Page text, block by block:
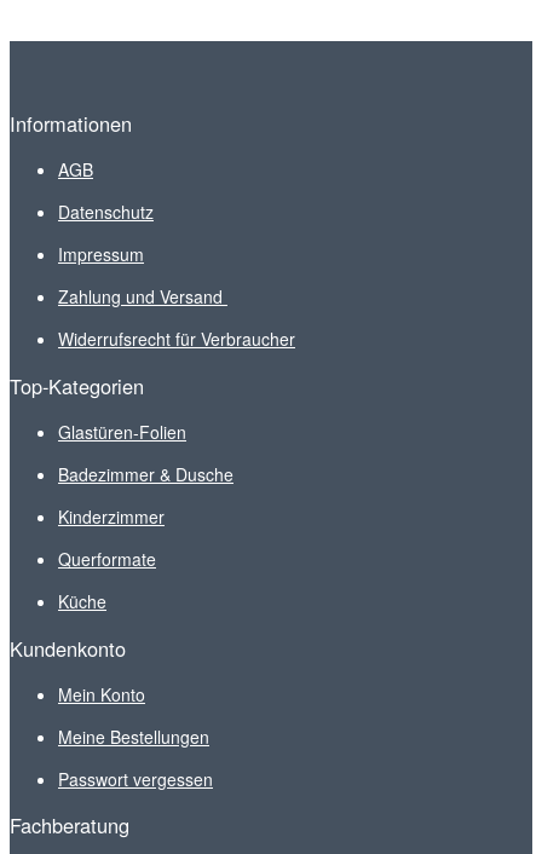
Informationen
AGB
Datenschutz
Impressum
Zahlung und Versand
Widerrufsrecht für Verbraucher
Top-Kategorien
Glastüren-Folien
Badezimmer & Dusche
Kinderzimmer
Querformate
Küche
Kundenkonto
Mein Konto
Meine Bestellungen
Passwort vergessen
Fachberatung